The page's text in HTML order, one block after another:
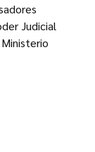
Judicial